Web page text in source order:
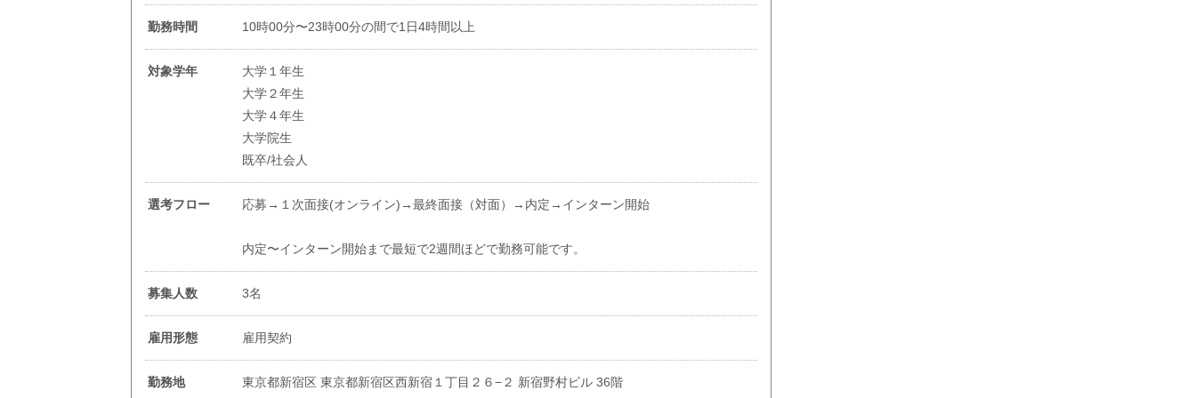
勤務時間 10時00分〜23時00分の間で1日4時間以上
対象学年
大学１年生
大学２年生
大学４年生
大学院生
既卒/社会人
選考フロー 応募→１次面接(オンライン)→最終面接（対面）→内定→インターン開始
内定〜インターン開始まで最短で2週間ほどで勤務可能です。
募集人数 3名
雇用形態 雇用契約
勤務地 東京都新宿区 東京都新宿区西新宿１丁目２６−２ 新宿野村ビル 36階